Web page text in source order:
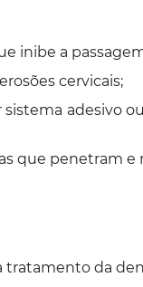
inibe a
cervicais;
adesivo
que penetram
da